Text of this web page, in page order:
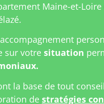
Maine-et-
sur votre situation
la base de tout
de stratégies